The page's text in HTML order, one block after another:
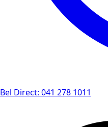
Bel Direct: 041 278 1011